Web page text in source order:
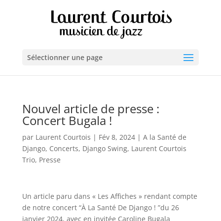
Sélectionner une page
Nouvel article de presse :
Concert Bugala !
par Laurent Courtois | Fév 8, 2024| A la Santé de
Django, Concerts, Django Swing, Laurent Courtois
Trio, Presse
Un article paru dans « Les Affiches » rendant compte
de notre concert “À La Santé De Django ! ”du 26
janvier 2024, avec en invitée Caroline Bugala